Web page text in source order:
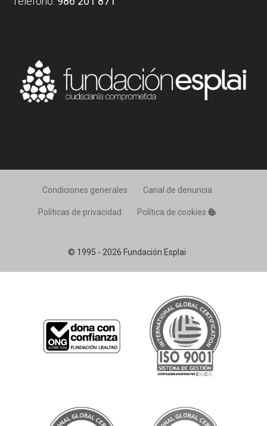
© 1995 - 2026 Fundación Esplai
Condiciones generales Canal de denuncia
Políticas de privacidad Política de cookies